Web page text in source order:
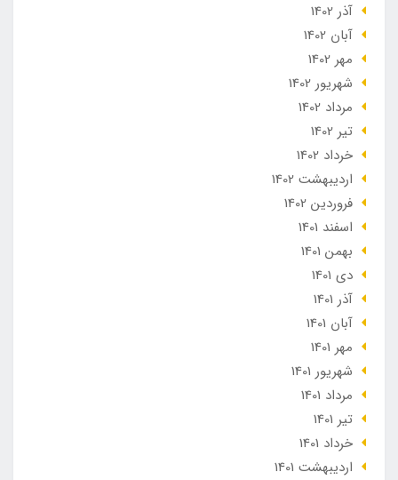
آذر 1402
آبان 1402
مهر 1402
شهریور 1402
مرداد 1402
تير 1402
خرداد 1402
ارديبهشت 1402
فروردین 1402
اسفند 1401
بهمن 1401
دی 1401
آذر 1401
آبان 1401
مهر 1401
شهریور 1401
مرداد 1401
تير 1401
خرداد 1401
ارديبهشت 1401